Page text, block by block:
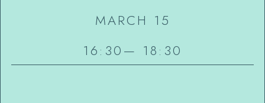
MARCH 15
16:30— 18:30